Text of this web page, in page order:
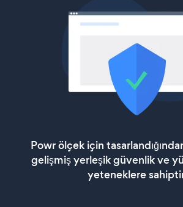
Powr ölçek için
gelişmiş yerleşik güvenlik ve
yeteneklere